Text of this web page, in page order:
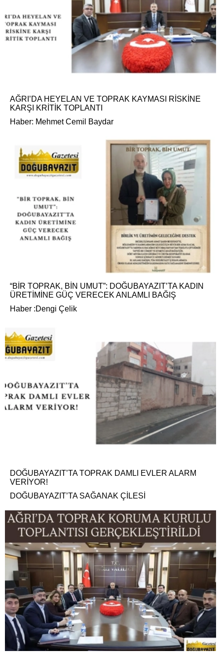
AĞRI’DA HEYELAN VE TOPRAK KAYMASI RİSKİNE
KARŞI KRİTİK TOPLANTI
Haber: Mehmet Cemil Baydar
“BİR TOPRAK, BİN UMUT”: DOĞUBAYAZIT’TA KADIN
ÜRETİMİNE GÜÇ VERECEK ANLAMLI BAĞIŞ
Haber :Dengi Çelik
DOĞUBAYAZIT’TA TOPRAK DAMLI EVLER ALARM
VERİYOR!
DOĞUBAYAZIT’TA SAĞANAK ÇİLESİ